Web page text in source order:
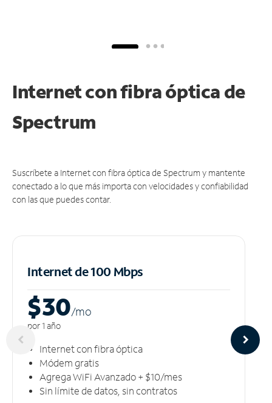
Internet con fibra óptica de
Spectrum
Suscríbete a Internet con fibra óptica de Spectrum y mantente
conectado a lo que más importa con velocidades y confiabilidad
con las que puedes contar.
Internet de 100 Mbps
$30/mo
por 1 año
Internet con fibra óptica
Módem gratis
Agrega WiFi Avanzado + $10/mes
Sin límite de datos, sin contratos